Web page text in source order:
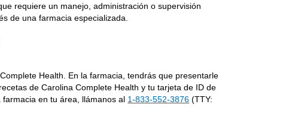
requiere un manejo, administración o supervisión
de una farmacia especializada.
Health. En la farmacia, tendrás que presentarle
de Carolina Complete Health y tu tarjeta de ID de
en tu área, llámanos al 1-833-552-3876 (TTY: